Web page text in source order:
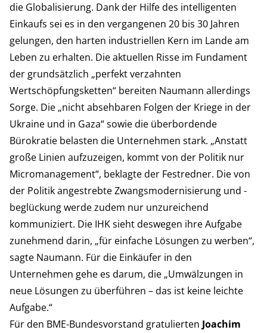
die Globalisierung. Dank der Hilfe des intelligenten
Einkaufs sei es in den vergangenen 20 bis 30 Jahren
gelungen, den harten industriellen Kern im Lande am
Leben zu erhalten. Die aktuellen Risse im Fundament
der grundsätzlich „perfekt verzahnten
Wertschöpfungsketten“ bereiten Naumann allerdings
Sorge. Die „nicht absehbaren Folgen der Kriege in der
Ukraine und in Gaza“ sowie die überbordende
Bürokratie belasten die Unternehmen stark. „Anstatt
große Linien aufzuzeigen, kommt von der Politik nur
Micromanagement“, beklagte der Festredner. Die von
der Politik angestrebte Zwangsmodernisierung und -
beglückung werde zudem nur unzureichend
kommuniziert. Die IHK sieht deswegen ihre Aufgabe
zunehmend darin, „für einfache Lösungen zu werben“,
sagte Naumann. Für die Einkäufer in den
Unternehmen gehe es darum, die „Umwälzungen in
neue Lösungen zu überführen – das ist keine leichte
Aufgabe.“
Für den BME-Bundesvorstand gratulierten Joachim